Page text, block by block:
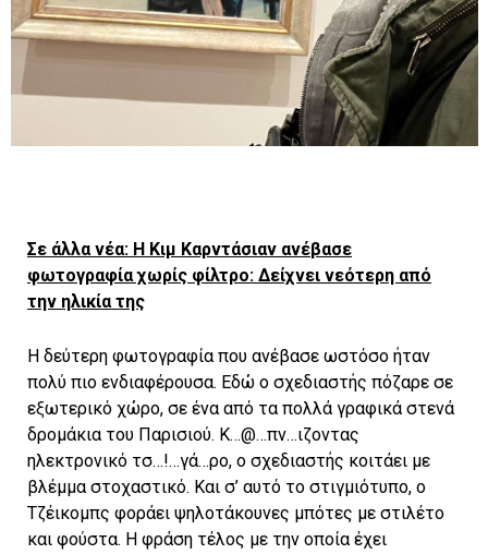
Σε άλλα νέα: H Kιμ Καρντάσιαν ανέβασε
φωτογραφία χωρίς φίλτρο: Δείχνει νεότερη από
την ηλικία της
Η δεύτερη φωτογραφία που ανέβασε ωστόσο ήταν
πολύ πιο ενδιαφέρουσα. Εδώ ο σχεδιαστής πόζαρε σε
εξωτερικό χώρο, σε ένα από τα πολλά γραφικά στενά
δρομάκια του Παρισιού. Κ…@…πν…ιζοντας
ηλεκτρονικό τσ…!…γά…ρο, ο σχεδιαστής κοιτάει με
βλέμμα στοχαστικό. Και σ’ αυτό το στιγμιότυπο, ο
Τζέικομπς φοράει ψηλοτάκουνες μπότες με στιλέτο
και φούστα. Η φράση τέλος με την οποία έχει